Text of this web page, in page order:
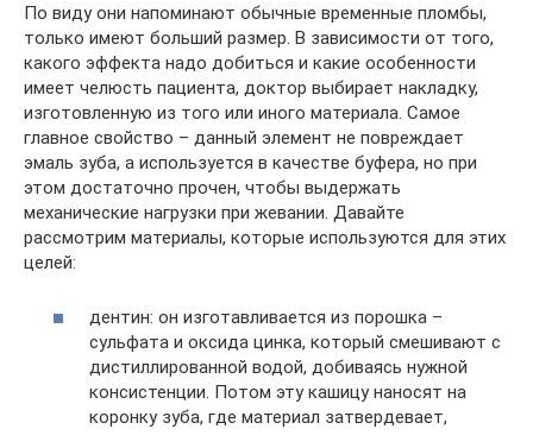
По виду они напоминают обычные временные пломбы,
только имеют больший размер. В зависимости от того,
какого эффекта надо добиться и какие особенности
имеет челюсть пациента, доктор выбирает накладку,
изготовленную из того или иного материала. Самое
главное свойство – данный элемент не повреждает
эмаль зуба, а используется в качестве буфера, но при
этом достаточно прочен, чтобы выдержать
механические нагрузки при жевании. Давайте
рассмотрим материалы, которые используются для этих
целей:
дентин: он изготавливается из порошка –
сульфата и оксида цинка, который смешивают с
дистиллированной водой, добиваясь нужной
консистенции. Потом эту кашицу наносят на
коронку зуба, где материал затвердевает,